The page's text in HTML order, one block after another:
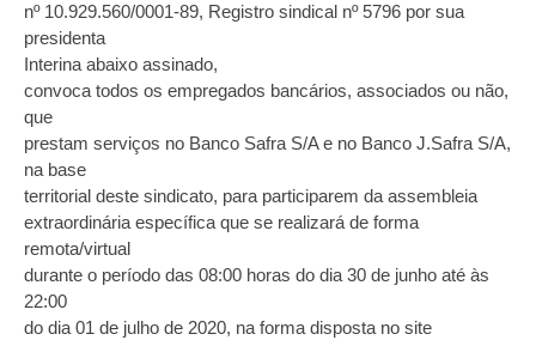
nº 10.929.560/0001-89, Registro sindical nº 5796 por sua
presidenta
Interina abaixo assinado,
convoca todos os empregados bancários, associados ou não,
que
prestam serviços no Banco Safra S/A e no Banco J.Safra S/A,
na base
territorial deste sindicato, para participarem da assembleia
extraordinária específica que se realizará de forma
remota/virtual
durante o período das 08:00 horas do dia 30 de junho até às
22:00
do dia 01 de julho de 2020, na forma disposta no site